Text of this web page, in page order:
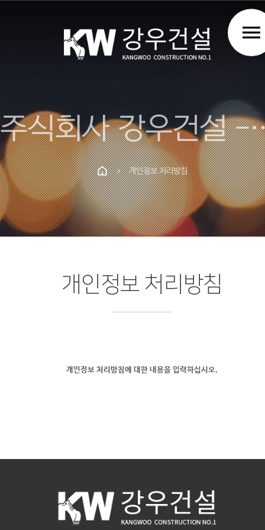
PrevNext
menu
주식회사 강우건
chevron_right 개인정보 처리방침
개인정보 처리방침
개인정보 처리방침에 대한 내용을 입력하십시오.